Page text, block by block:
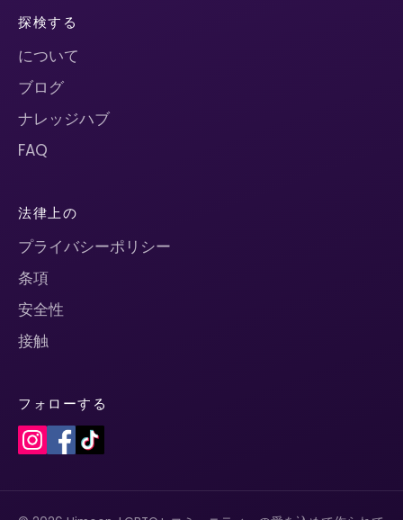
探検する
について
ブログ
ナレッジハブ
FAQ
法律上の
プライバシーポリシー
条項
安全性
接触
フォローする